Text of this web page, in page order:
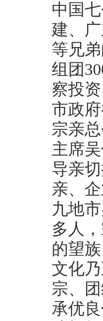
中国
建、
等兄
组团
察投
市政
宗亲
主席
导亲
亲、
九地
多人
的望
文化
宗、
承优